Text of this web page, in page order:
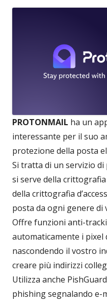
PROTONMAIL ha un
interessante per il suo
protezione della posta
Si tratta di un servizio
si serve della
della crittografia
posta da ogni genere di
Offre funzioni anti-
automaticamente i pixel
nascondendo il vostro
creare più indirizzi
Utilizza anche
phishing segnalando e-